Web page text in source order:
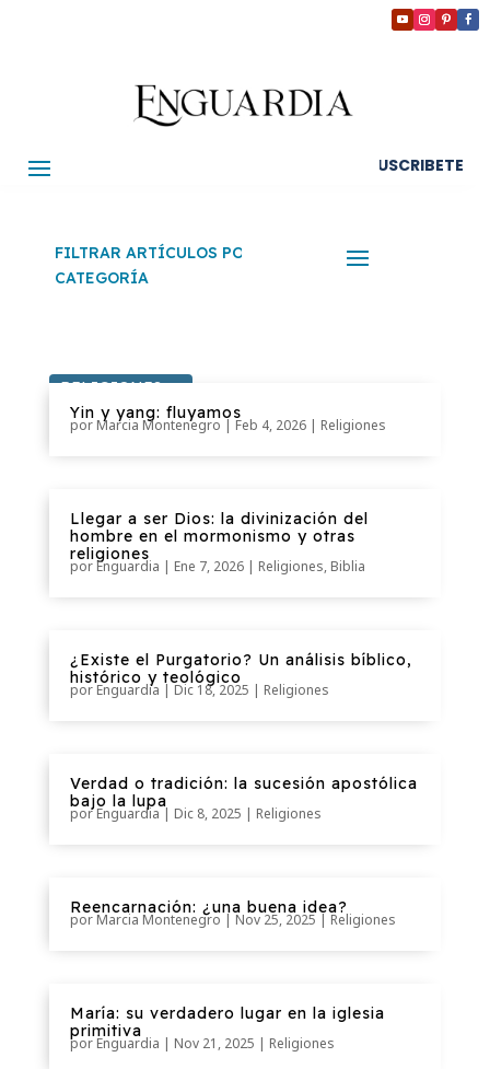
SUSCRIBETE
FILTRAR ARTÍCULOS POR
CATEGORÍA
RELIGIONES
Yin y yang: fluyamos
por Marcia Montenegro | Feb 4, 2026| Religiones
Llegar a ser Dios: la divinización del
hombre en el mormonismo y otras
religiones
porEnguardia | Ene 7, 2026| Religiones, Biblia
¿Existe el Purgatorio? Un análisis bíblico,
histórico y teológico
por Enguardia | Dic 18, 2025 | Religiones
Verdad o tradición: la sucesión apostólica
bajo la lupa
porEnguardia | Dic 8, 2025 | Religiones
Reencarnación: ¿una buena idea?
por Marcia Montenegro | Nov 25, 2025 | Religiones
María: su verdadero lugar en la iglesia
primitiva
por Enguardia | Nov 21, 2025 | Religiones